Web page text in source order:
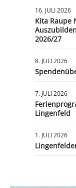
16. JULI 2026
Kita Raupe
2026/27
8. JULI 2026
7. JULI 2026
Lingenfeld
1. JULI 2026